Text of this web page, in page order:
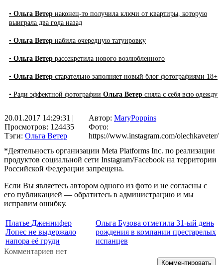
• Ольга Ветер наконец-то получила ключи от квартиры, которую
выиграла два года назад
• Ольга Ветер набила очередную татуировку
• Ольга Ветер рассекретила нового возлюбленного
• Ольга Ветер старательно заполняет новый блог фотографиями 18+
• Ради эффектной фотографии Ольга Ветер сняла с себя всю одежду
20.01.2017 14:29:31 |
Просмотров: 124435
Тэги: Ольга Ветер
Автор: MaryPoppins
Фото:
https://www.instagram.com/olechkaveter/
*Деятельность организации Meta Platforms Inc. по реализации
продуктов социальной сети Instagram/Facebook на территории
Российской Федерации запрещена.
Если Вы являетесь автором одного из фото и не согласны с
его публикацией — обратитесь в администрацию и мы
исправим ошибку.
Платье Дженнифер
Лопес не выдержало
напора её груди
Ольга Бузова отметила 31-ый день
рождения в компании престарелых
испанцев
Комментариев нет
Комментировать